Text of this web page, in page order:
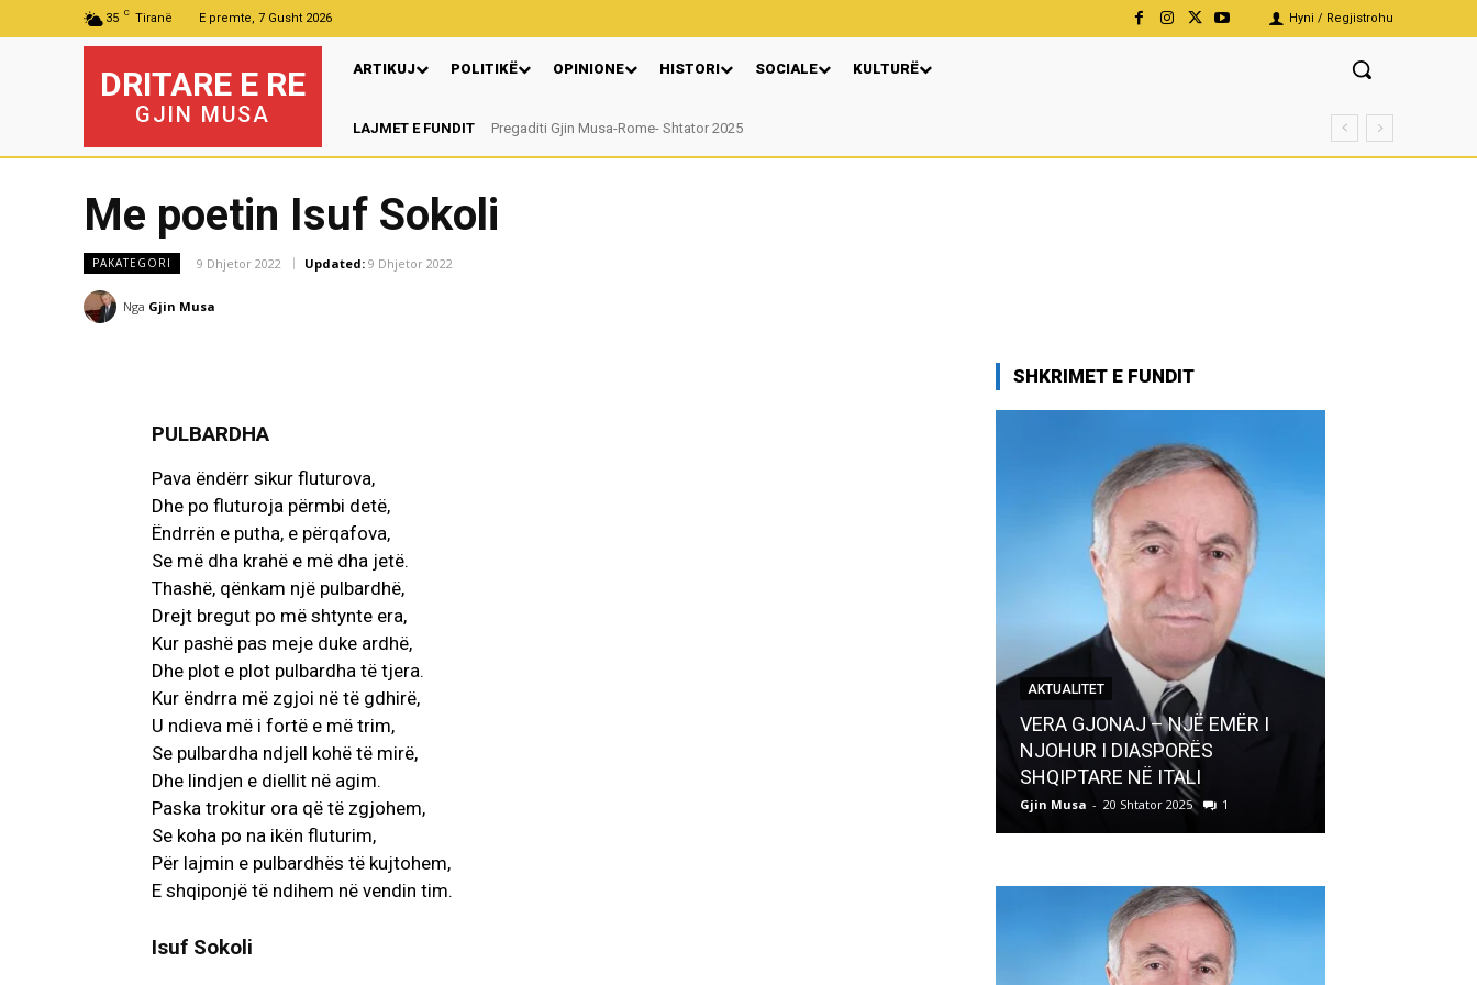
35 C Tiranë E premte, 7 Gusht 2026 Hyni / Regjistrohu
DRITARE E RE
GJIN MUSA
ARTIKUJ POLITIKË OPINIONE HISTORI SOCIALE KULTURË
LAJMET E FUNDIT Pregaditi Gjin Musa-Rome- Shtator 2025
Nga: Ndue Dedaj
Me poetin Isuf Sokoli
PAKATEGORI 9 Dhjetor 2022 Updated: 9 Dhjetor 2022
Nga Gjin Musa
PULBARDHA
Pava ëndërr sikur fluturova,
Dhe po fluturoja përmbi detë,
Ëndrrën e putha, e përqafova,
Se më dha krahë e më dha jetë.
Thashë, qënkam një pulbardhë,
Drejt bregut po më shtynte era,
Kur pashë pas meje duke ardhë,
Dhe plot e plot pulbardha të tjera.
Kur ëndrra më zgjoi në të gdhirë,
U ndieva më i fortë e më trim,
Se pulbardha ndjell kohë të mirë,
Dhe lindjen e diellit në agim.
Paska trokitur ora që të zgjohem,
Se koha po na ikën fluturim,
Për lajmin e pulbardhës të kujtohem,
E shqiponjë të ndihem në vendin tim.
Isuf Sokoli
SHKRIMET E FUNDIT
AKTUALITET
VERA GJONAJ – NJË EMËR I
NJOHUR I DIASPORËS
SHQIPTARE NË ITALI
Gjin Musa - 20 Shtator 2025 1